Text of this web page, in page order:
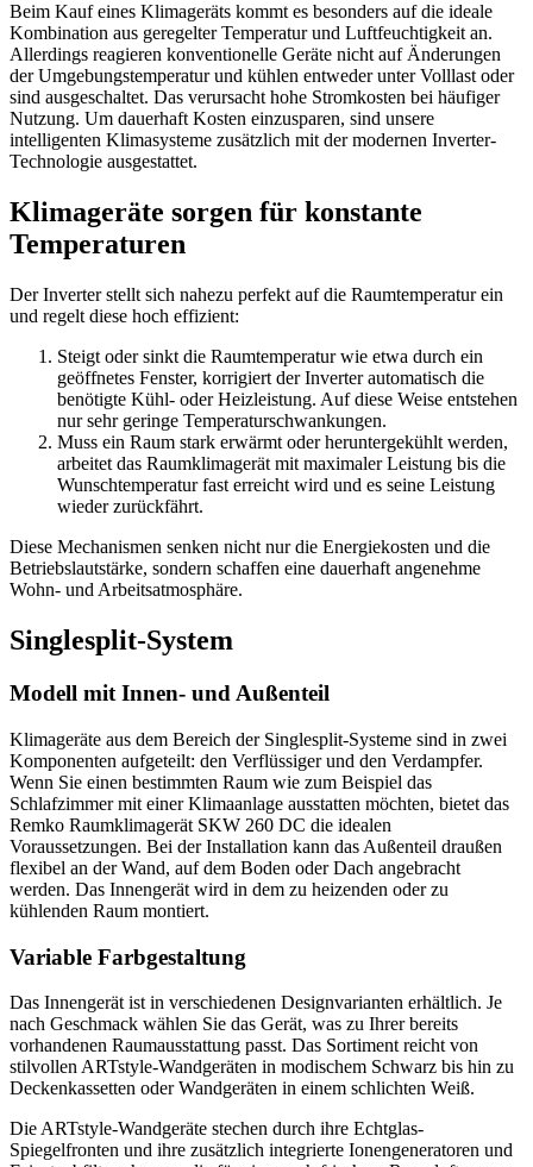
Beim Kauf eines Klimageräts kommt es besonders auf die ideale
Kombination aus geregelter Temperatur und Luftfeuchtigkeit an.
Allerdings reagieren konventionelle Geräte nicht auf Änderungen
der Umgebungstemperatur und kühlen entweder unter Volllast oder
sind ausgeschaltet. Das verursacht hohe Stromkosten bei häufiger
Nutzung. Um dauerhaft Kosten einzusparen, sind unsere
intelligenten Klimasysteme zusätzlich mit der modernen Inverter-
Technologie ausgestattet.
Klimageräte sorgen für konstante
Temperaturen
Der Inverter stellt sich nahezu perfekt auf die Raumtemperatur ein
und regelt diese hoch effizient:
Steigt oder sinkt die Raumtemperatur wie etwa durch ein
geöffnetes Fenster, korrigiert der Inverter automatisch die
benötigte Kühl- oder Heizleistung. Auf diese Weise entstehen
nur sehr geringe Temperaturschwankungen.
Muss ein Raum stark erwärmt oder heruntergekühlt werden,
arbeitet das Raumklimagerät mit maximaler Leistung bis die
Wunschtemperatur fast erreicht wird und es seine Leistung
wieder zurückfährt.
Diese Mechanismen senken nicht nur die Energiekosten und die
Betriebslautstärke, sondern schaffen eine dauerhaft angenehme
Wohn- und Arbeitsatmosphäre.
Singlesplit-System
Modell mit Innen- und Außenteil
Klimageräte aus dem Bereich der Singlesplit-Systeme sind in zwei
Komponenten aufgeteilt: den Verflüssiger und den Verdampfer.
Wenn Sie einen bestimmten Raum wie zum Beispiel das
Schlafzimmer mit einer Klimaanlage ausstatten möchten, bietet das
Remko Raumklimagerät SKW 260 DC die idealen
Voraussetzungen. Bei der Installation kann das Außenteil draußen
flexibel an der Wand, auf dem Boden oder Dach angebracht
werden. Das Innengerät wird in dem zu heizenden oder zu
kühlenden Raum montiert.
Variable Farbgestaltung
Das Innengerät ist in verschiedenen Designvarianten erhältlich. Je
nach Geschmack wählen Sie das Gerät, was zu Ihrer bereits
vorhandenen Raumausstattung passt. Das Sortiment reicht von
stilvollen ARTstyle-Wandgeräten in modischem Schwarz bis hin zu
Deckenkassetten oder Wandgeräten in einem schlichten Weiß.
Die ARTstyle-Wandgeräte stechen durch ihre Echtglas-
Spiegelfronten und ihre zusätzlich integrierte Ionengeneratoren und